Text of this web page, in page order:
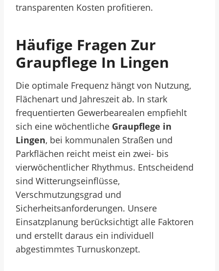
transparenten Kosten profitieren.
Häufige Fragen Zur
Graupflege In Lingen
Die optimale Frequenz hängt von Nutzung,
Flächenart und Jahreszeit ab. In stark
frequentierten Gewerbearealen empfiehlt
sich eine wöchentliche Graupflege in
Lingen, bei kommunalen Straßen und
Parkflächen reicht meist ein zwei- bis
vierwöchentlicher Rhythmus. Entscheidend
sind Witterungseinflüsse,
Verschmutzungsgrad und
Sicherheitsanforderungen. Unsere
Einsatzplanung berücksichtigt alle Faktoren
und erstellt daraus ein individuell
abgestimmtes Turnuskonzept.